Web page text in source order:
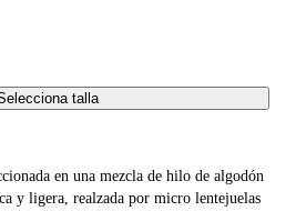
talla
en una mezcla de hilo de algodón
y ligera, realzada por micro lentejuelas